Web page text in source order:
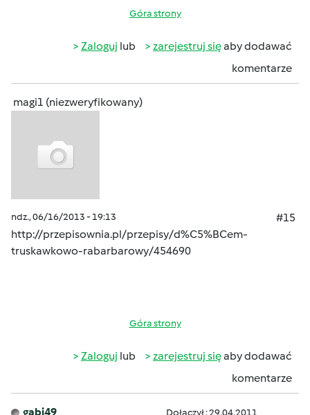
Góra strony
Zaloguj lub zarejestruj sięaby dodawać
komentarze
magi1 (niezweryfikowany)
ndz., 06/16/2013 - 19:13
#15
http://przepisownia.pl/przepisy/d%C5%BCem-
truskawkowo-rabarbarowy/454690
Góra strony
Zaloguj lub zarejestruj sięaby dodawać
komentarze
gabi49 Dołączył : 29.04.2011